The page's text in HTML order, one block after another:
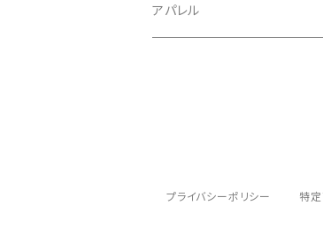
食器
イングリッシュブルドッグ
フレンチブルドッグ
アパレル
プライバシーポリシー 特